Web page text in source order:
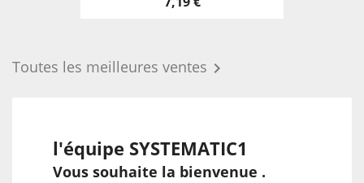
Toutes les meilleures ventes 
l'équipe SYSTEMATIC1
Vous souhaite la bienvenue .